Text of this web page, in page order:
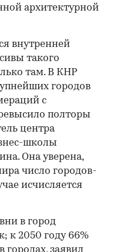
архитектурной
внутренней
такого
там. В КНР
городов
с
полторы
центра
школы
Она уверена,
число городов-
исчисляется
в город
к 2050 году 66%